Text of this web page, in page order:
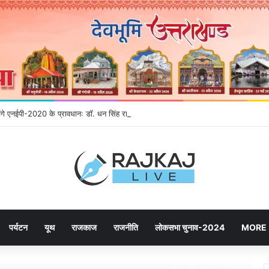
एनईपी-2020 के प्रावधानः डाॅ. धन सिंह रावत
पर्यटन यूथ राजकाज राजनीति लोकसभा चुनाव-2024 MORE